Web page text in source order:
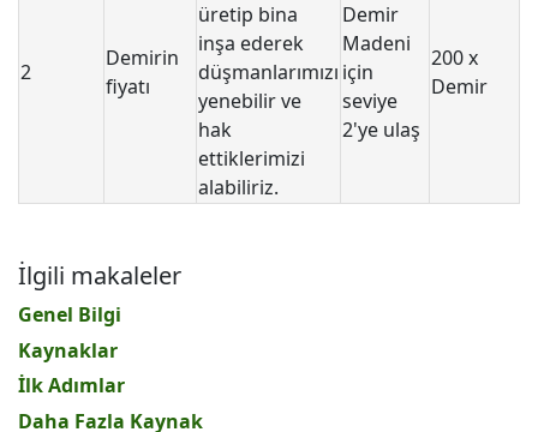
2
Demirin
fiyatı
üretip bina
inşa ederek
düşmanlarımızı
yenebilir ve
hak
ettiklerimizi
alabiliriz.
Demir
Madeni
için
seviye
2'ye ulaş
200 x
Demir
İlgili makaleler
Genel Bilgi
Kaynaklar
İlk Adımlar
Daha Fazla Kaynak